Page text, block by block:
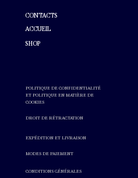
POLITIQUE DE CONFIDENTIALITÉ
ET POLITIQUE EN MATIÈRE DE
COOKIES
MODES DE PAIEMENT
CONDITIONS GÉNÉRALES
EXPÉDITION ET LIVRAISON
DROIT DE RÉTRACTATION
CONTACTS
ACCUEIL
SHOP